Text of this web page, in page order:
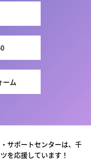
ーム
サポートセンターは、千
を応援しています！